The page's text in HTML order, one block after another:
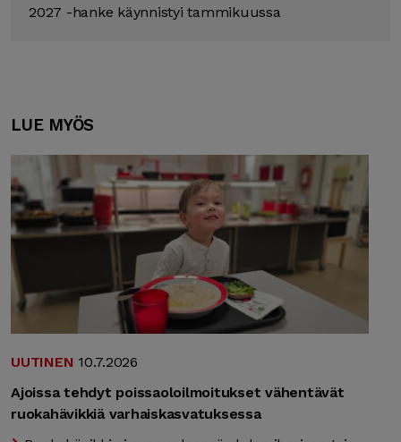
2027 -hanke käynnistyi tammikuussa
LUE MYÖS
UUTINEN 10.7.2026
Ajoissa tehdyt poissaoloilmoitukset vähentävät
ruokahävikkiä varhaiskasvatuksessa